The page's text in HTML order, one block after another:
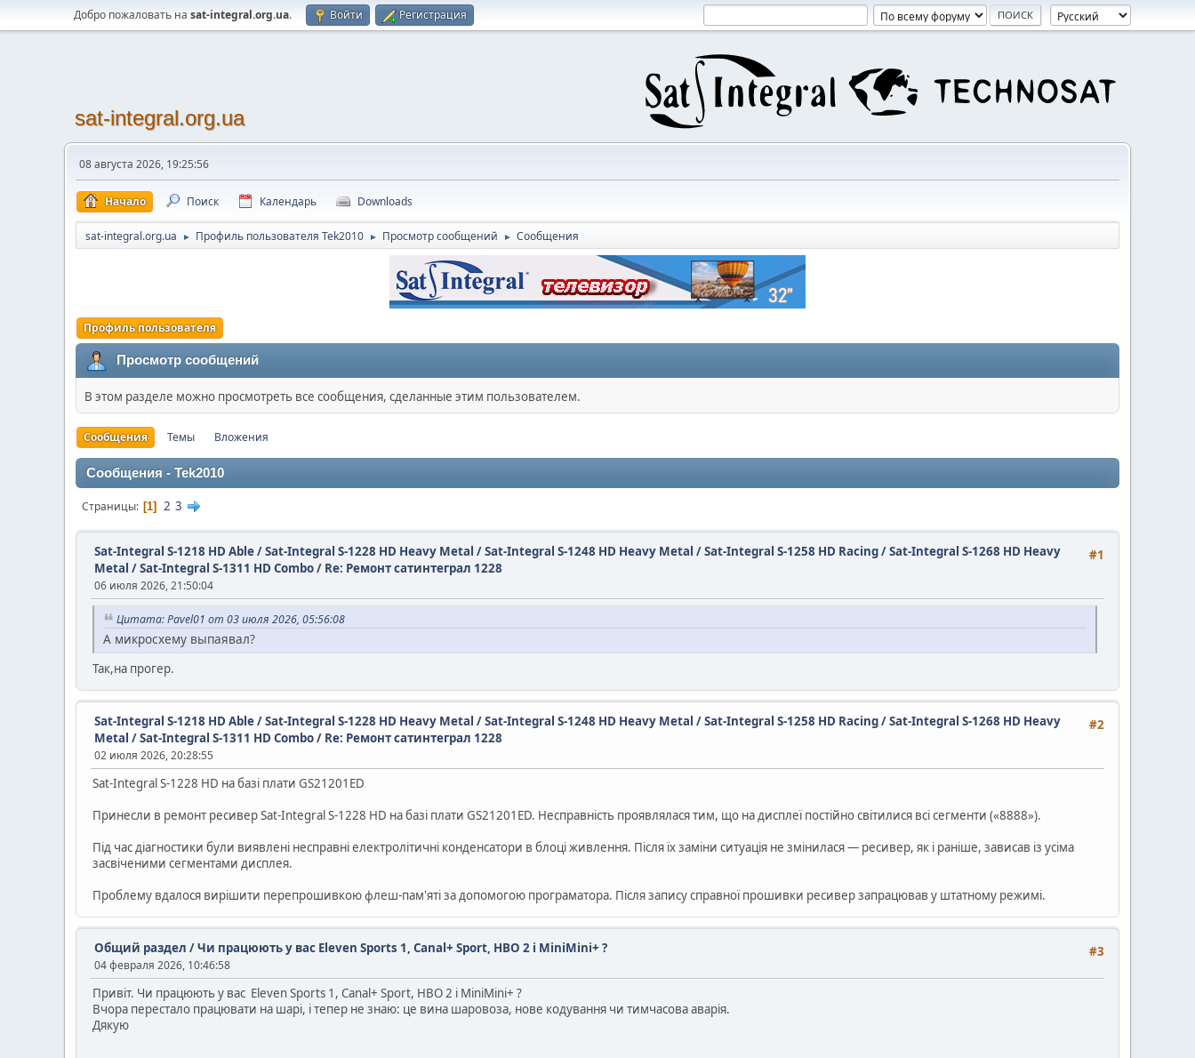
Добро пожаловать на sat-integral.org.ua. Войти Регистрация
sat-integral.org.ua
08 августа 2026, 19:25:56
Начало Поиск Календарь Downloads
sat-integral.org.ua ► Профиль пользователя Tek2010 ► Просмотр сообщений ► Сообщения
Профиль пользователя
Просмотр сообщений
В этом разделе можно просмотреть все сообщения, сделанные этим пользователем.
Сообщения Темы Вложения
Сообщения - Tek2010
Страницы 1 2 3
#1
Sat-Integral S-1218 HD Able / Sat-Integral S-1228 HD Heavy Metal / Sat-Integral S-1248 HD Heavy Metal / Sat-Integral S-1258 HD Racing / Sat-Integral S-1268 HD Heavy
Metal / Sat-Integral S-1311 HD Combo/ Re: Ремонт сатинтеграл 1228
06 июля 2026, 21:50:04
Цитата: Pavel01 от 03 июля 2026, 05:56:08
А микросхему выпаявал?
Так,на прогер.
#2
Sat-Integral S-1218 HD Able / Sat-Integral S-1228 HD Heavy Metal / Sat-Integral S-1248 HD Heavy Metal / Sat-Integral S-1258 HD Racing / Sat-Integral S-1268 HD Heavy
Metal / Sat-Integral S-1311 HD Combo/ Re: Ремонт сатинтеграл 1228
02 июля 2026, 20:28:55
Sat-Integral S-1228 HD на базі плати GS21201ED
Принесли в ремонт ресивер Sat-Integral S-1228 HD на базі плати GS21201ED. Несправність проявлялася тим, що на дисплеї постійно світилися всі сегменти («8888»).
Під час діагностики були виявлені несправні електролітичні конденсатори в блоці живлення. Після їх заміни ситуація не змінилася — ресивер, як і раніше, зависав із усіма
засвіченими сегментами дисплея.
Проблему вдалося вирішити перепрошивкою флеш-пам'яті за допомогою програматора. Після запису справної прошивки ресивер запрацював у штатному режимі.
#3
Общий раздел /Чи працюють у вас Eleven Sports 1, Canal+ Sport, HBO 2 i MiniMini+ ?
04 февраля 2026, 10:46:58
Привіт. Чи працюють у вас Eleven Sports 1, Canal+ Sport, HBO 2 i MiniMini+ ?
Вчора перестало працювати на шарі, і тепер не знаю: це вина шаровоза, нове кодування чи тимчасова аварія.
Дякую